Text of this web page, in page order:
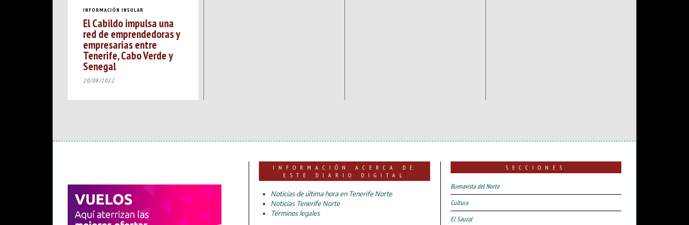
INFORMACIÓN INSULAR
El Cabildo impulsa una
red de emprendedoras y
empresarias entre
Tenerife, Cabo Verde y
Senegal
20/08/2022
INFORMACIÓN ACERCA DE
ESTE DIARIO DIGITAL
Noticias de última hora en Tenerife Norte
Noticias Tenerife Norte
Términos legales
SECCIONES
Buenavista del Norte
Cultura
El Sauzal